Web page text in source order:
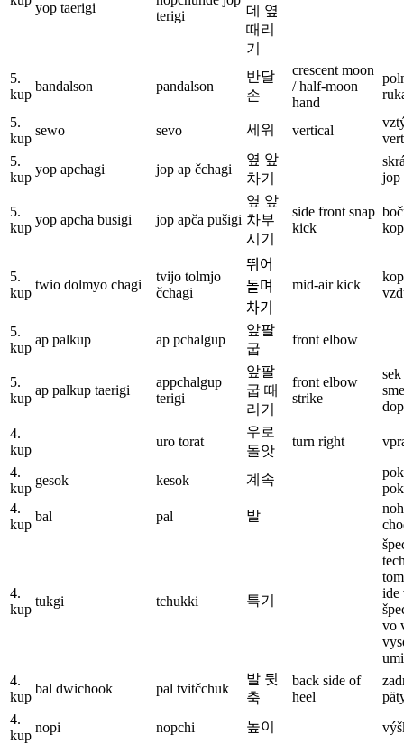
yop taerigi
terigi
데 옆
때리
기
5.
kup
bandalson pandalson
반달
손
crescent moon
/ half-moon
hand
5.
kup
sewo sevo 세워 vertical
5.
kup
yop apchagi jop ap čchagi
옆 앞
차기
jop
5.
kup
yop apcha busigi jop apča pušigi
옆 앞
차부
시기
side front snap
kick
kop
5.
kup
twio dolmyo chagi
tvijo tolmjo
čchagi
뛰어
돌며
차기
mid-air kick
5.
kup
ap palkup ap pchalgup
앞팔
굽
front elbow
5.
kup
ap palkup taerigi
appchalgup
terigi
앞팔
굽 때
리기
front elbow
strike
4.
kup
uro torat
우로
돌앗
turn right
4.
kup
gesok kesok 계속
4.
kup
bal pal 발
4.
kup
tukgi tchukki 특기
ide
vo
4.
kup
bal dwichook pal tvitčchuk
발 뒷
축
back side of
heel
4.
kup
nopi nopchi 높이